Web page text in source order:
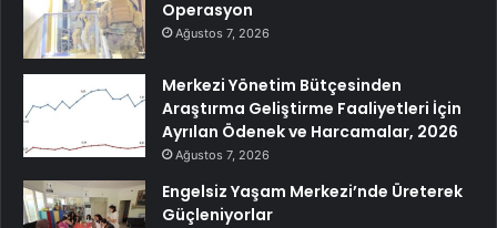
Operasyon
Ağustos 7, 2026
Merkezi Yönetim Bütçesinden
Araştırma Geliştirme Faaliyetleri İçin
Ayrılan Ödenek ve Harcamalar, 2026
Ağustos 7, 2026
Engelsiz Yaşam Merkezi’nde Üreterek
Güçleniyorlar